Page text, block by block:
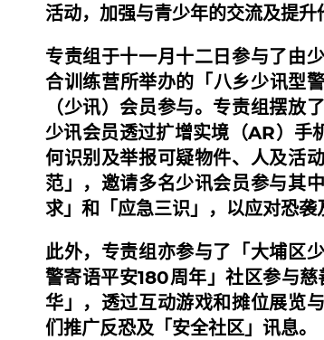
活动，加强与青少年的交流及提升
专责组于十一月十二日参与了由
合训练营所举办的「八乡少讯型
（少讯）会员参与。专责组摆放
少讯会员透过扩增实境（AR）手
何识别及举报可疑物件、人及活
范」，邀请多名少讯会员参与其
求」和「应急三识」，以应对恐袭
此外，专责组亦参与了「大埔区
警寄语平安180周年」社区参与
华」，透过互动游戏和摊位展览
们推广反恐及「安全社区」讯息。